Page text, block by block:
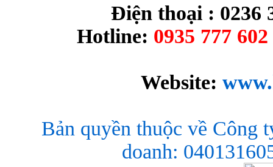
Điện thoại : 0236
Hotline: 0935 777
Website:
Bản quyền thuộc về Công
doanh: